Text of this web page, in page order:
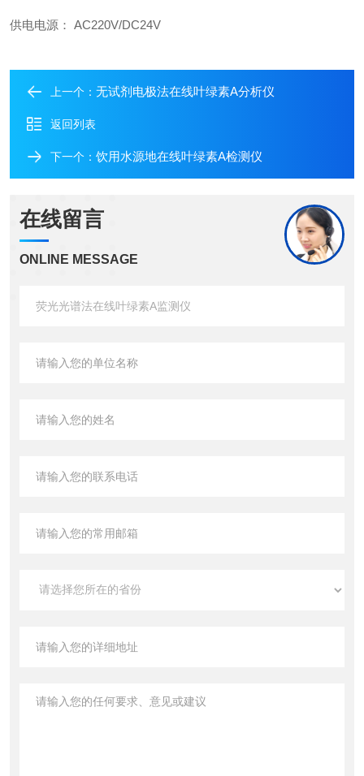
供电电源： AC220V/DC24V
上一个： 无试剂电极法在线叶绿素A分析仪
返回列表
下一个： 饮用水源地在线叶绿素A检测仪
在线留言
ONLINE MESSAGE